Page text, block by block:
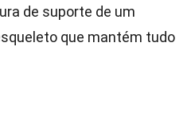
de suporte de um
que mantém tudo